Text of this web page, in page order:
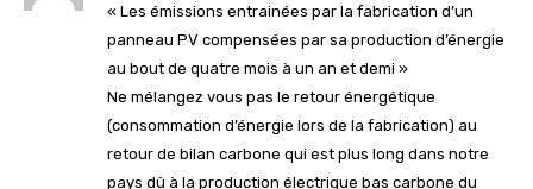
« Les émissions entrainées par la fabrication d’un
panneau PV compensées par sa production d’énergie
au bout de quatre mois à un an et demi »
Ne mélangez vous pas le retour énergétique
(consommation d’énergie lors de la fabrication) au
retour de bilan carbone qui est plus long dans notre
pays dû à la production électrique bas carbone du